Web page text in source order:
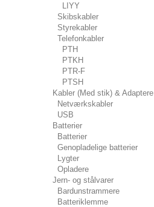
LIYY
Skibskabler
Styrekabler
Telefonkabler
PTH
PTKH
PTR-F
PTSH
Kabler (Med stik) & Adaptere
Netværkskabler
USB
Batterier
Batterier
Genopladelige batterier
Lygter
Opladere
Jern- og stålvarer
Bardunstrammere
Batteriklemme